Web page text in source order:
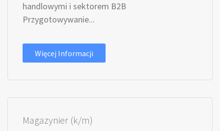
handlowymi i sektorem B2B
Przygotowywanie...
Więcej Informacji
Magazynier (k/m)